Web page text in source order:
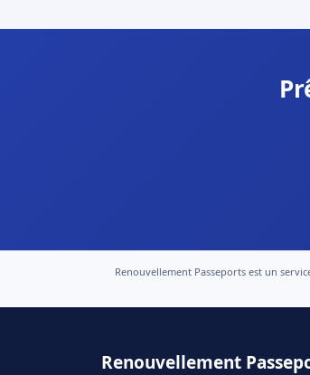
Renouvellement Passeports est un
Renouvellement